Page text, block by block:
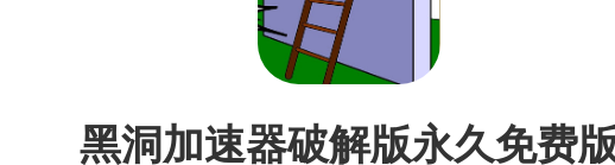
黑洞加速器破解版永久免费